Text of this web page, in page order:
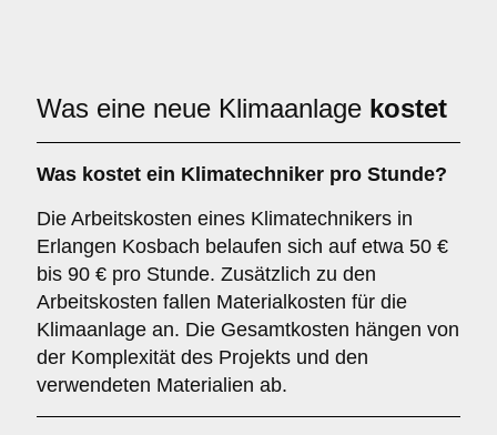
Was eine neue Klimaanlage kostet
Was kostet ein Klimatechniker pro Stunde?
Die Arbeitskosten eines Klimatechnikers in
Erlangen Kosbach belaufen sich auf etwa 50 €
bis 90 € pro Stunde. Zusätzlich zu den
Arbeitskosten fallen Materialkosten für die
Klimaanlage an. Die Gesamtkosten hängen von
der Komplexität des Projekts und den
verwendeten Materialien ab.